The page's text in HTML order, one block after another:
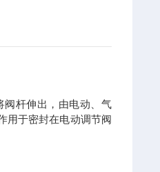
阀杆伸出，由电动、气
用于密封在电动调节阀